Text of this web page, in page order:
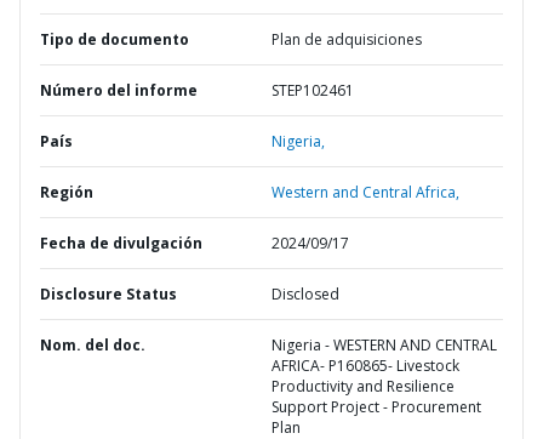
Tipo de documento Plan de adquisiciones
Número del informe STEP102461
País Nigeria,
Región Western and Central Africa,
Fecha de divulgación 2024/09/17
Disclosure Status Disclosed
Nom. del doc.
Nigeria - WESTERN AND CENTRAL
AFRICA- P160865- Livestock
Productivity and Resilience
Support Project - Procurement
Plan